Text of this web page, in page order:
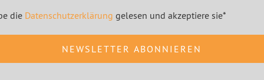
die Datenschutzerklärung gelesen und akzeptiere sie*